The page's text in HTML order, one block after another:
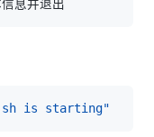
is starting"